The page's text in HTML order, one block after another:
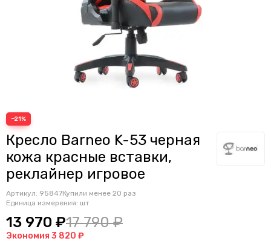
Офисные кресла Move
Ортопедические кресла
Геймерские кресла
Мягкие интерьерные кресла
−21%
Кресло Barneo K-53 черная
кожа красные вставки,
реклайнер игровое
Артикул: 95847Купили менее 20 раз
Единица измерения: шт
13 970 ₽17 790 ₽
Экономия 3 820 ₽